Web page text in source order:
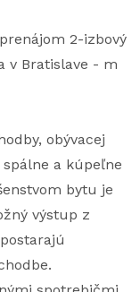
2-izbový
v Bratislave - m
obývacej
a kúpeľne
bytu je
výstup z